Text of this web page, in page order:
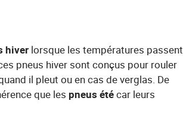
hiver​ lorsque les températures passent
pneus hiver sont conçus pour rouler
il pleut ou en cas de verglas. De
que les​ pneus été​ car leurs